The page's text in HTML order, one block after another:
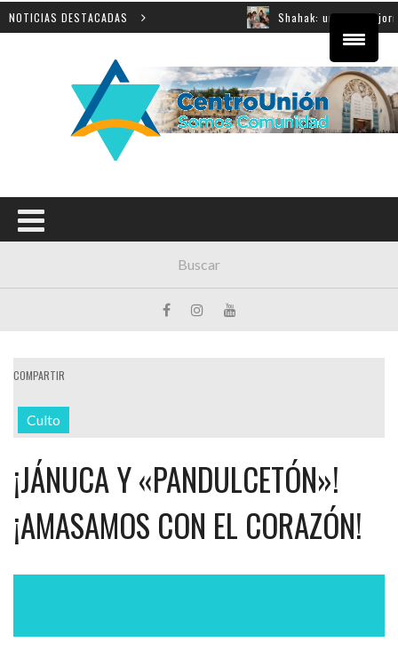
NOTICIAS DESTACADAS
educativa Shahak: una nueva jornada
COMPARTIR
Culto
¡JÁNUCA Y «PANDULCETÓN»!
¡AMASAMOS CON EL CORAZÓN!